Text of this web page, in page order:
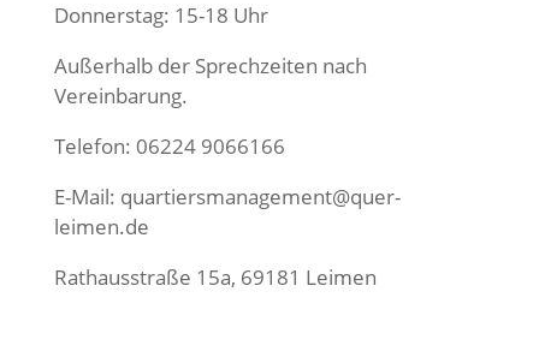
Donnerstag: 15-18 Uhr
Außerhalb der Sprechzeiten nach
Vereinbarung.
Telefon: 06224 9066166
E-Mail: quartiersmanagement@quer-
leimen.de
Rathausstraße 15a, 69181 Leimen